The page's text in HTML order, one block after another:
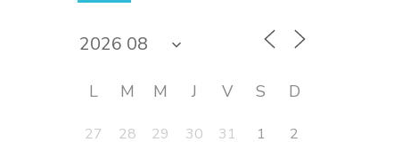
L M M J V S D
27 28 29 30 31 1
2